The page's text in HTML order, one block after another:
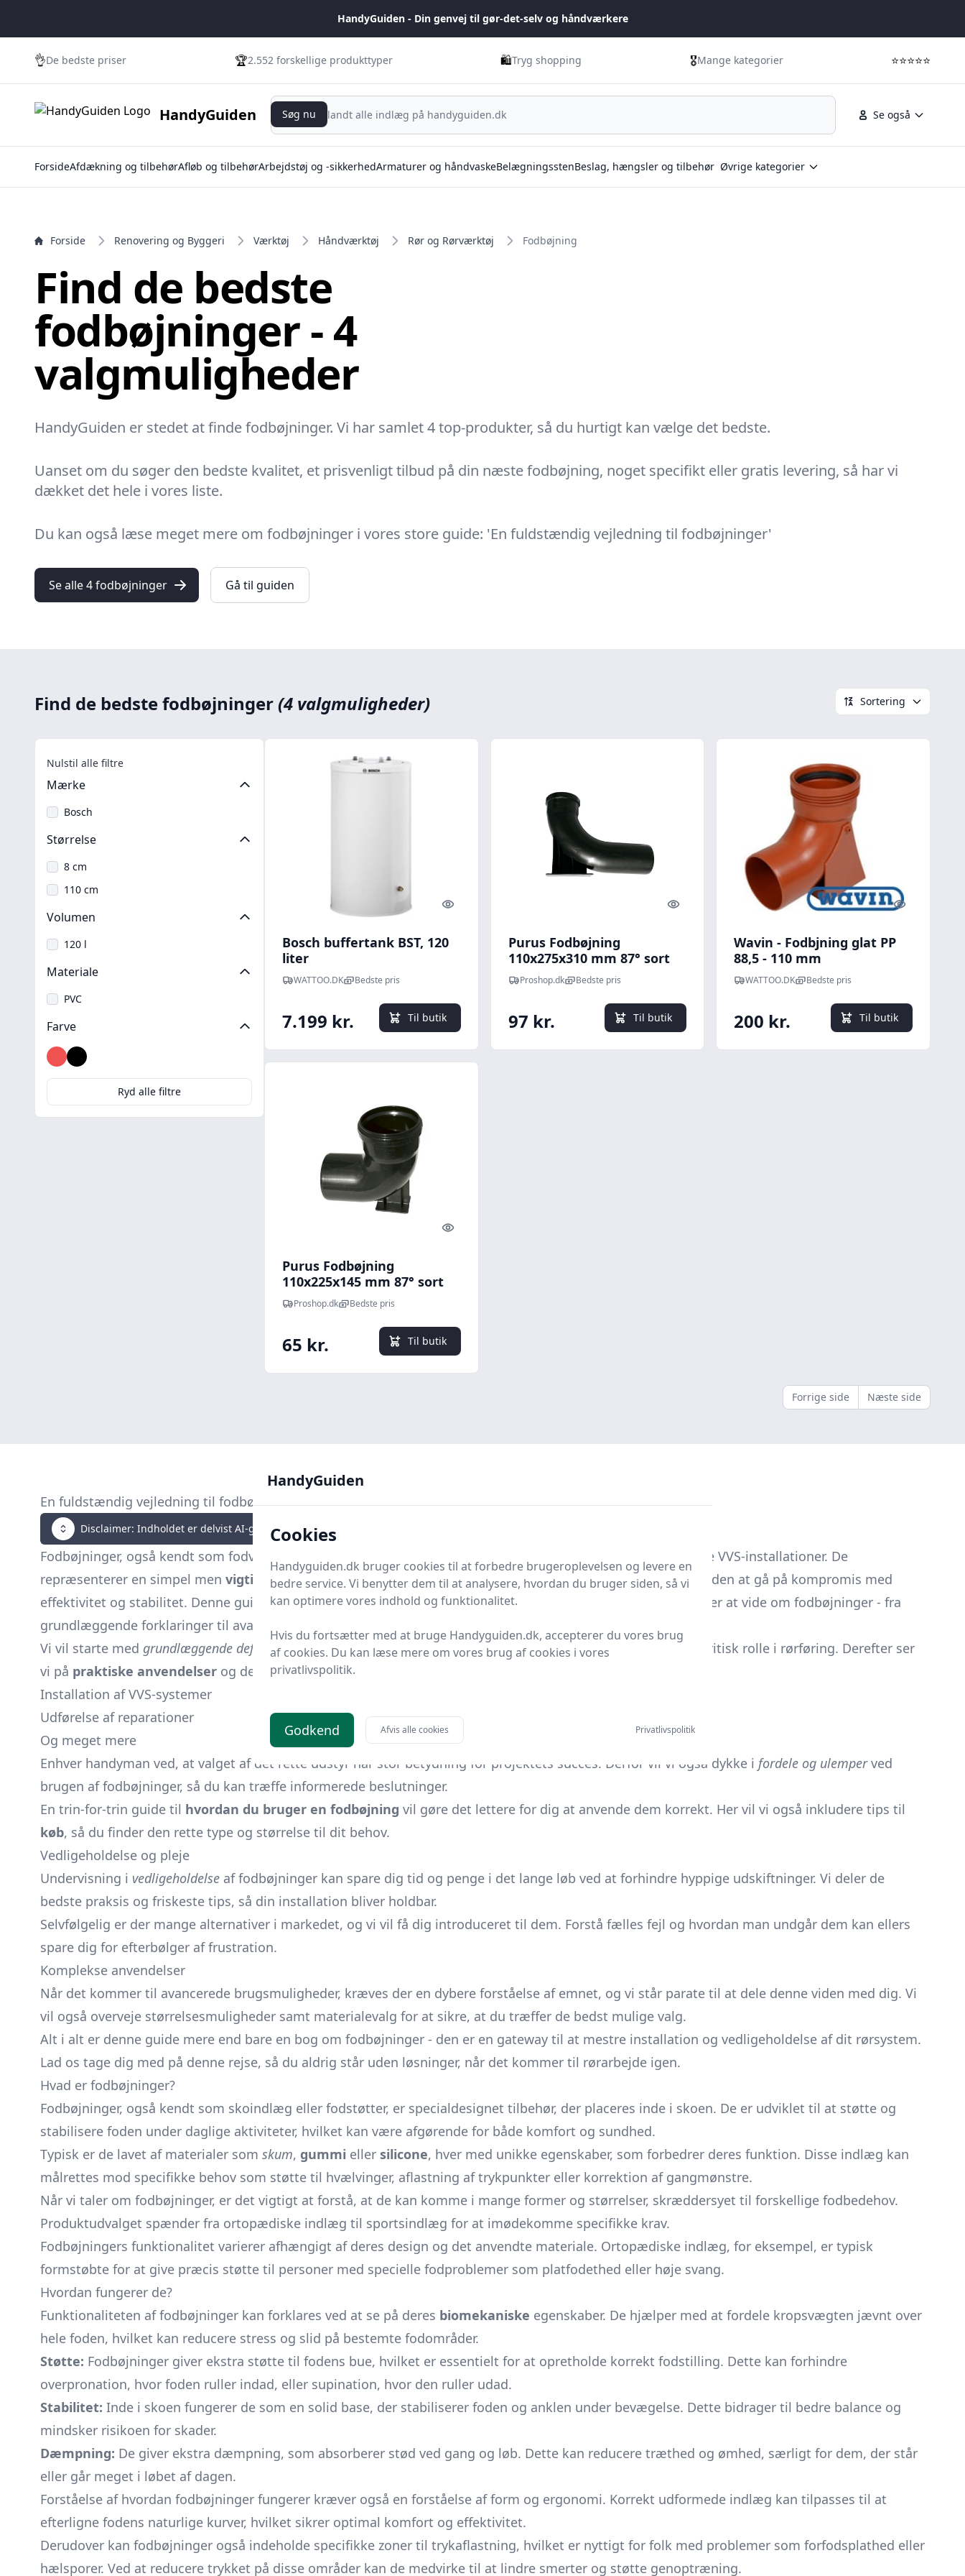
HandyGuiden - Din genvej til gør-det-selv og håndværkere
👌De bedste priser 🏆2.552 forskellige produkttyper 🛍️Tryg shopping 🎖️Mange kategorier ⭐⭐⭐⭐⭐
HandyGuiden Se også
Søg nu
Søg nu
ForsideAfdækning og tilbehørAfløb og tilbehørArbejdstøj og -sikkerhedArmaturer og håndvaskeBelægningsstenBeslag, hængsler og tilbehør Øvrige kategorier
Forside Renovering og Byggeri Værktøj Håndværktøj Rør og Rørværktøj Fodbøjning
Find de bedste
fodbøjninger - 4
valgmuligheder
HandyGuiden er stedet at finde fodbøjninger. Vi har samlet 4 top-produkter, så du hurtigt kan vælge det bedste.
Uanset om du søger den bedste kvalitet, et prisvenligt tilbud på din næste fodbøjning, noget specifikt eller gratis levering, så har vi
dækket det hele i vores liste.
Du kan også læse meget mere om fodbøjninger i vores store guide: 'En fuldstændig vejledning til fodbøjninger'
Se alle 4 fodbøjninger Gå til guiden
Find de bedste fodbøjninger(4 valgmuligheder) Sortering
Nulstil alle filtre
Mærke
Bosch
Størrelse
8 cm
110 cm
Volumen
120 l
Materiale
PVC
Farve
RødSort
Ryd alle filtre
Quick look
Bosch buffertank BST, 120
liter
WATTOO.DK Bedste pris
7.199 kr. Til butik
Quick look
Purus Fodbøjning
110x275x310 mm 87° sort
Proshop.dk Bedste pris
97 kr. Til butik
Quick look
Wavin - Fodbjning glat PP
88,5 - 110 mm
WATTOO.DK Bedste pris
200 kr. Til butik
Quick look
Purus Fodbøjning
110x225x145 mm 87° sort
Proshop.dk Bedste pris
65 kr. Til butik
Forrige side Næste side
En fuldstændig vejledning til fodbøjninger
Disclaimer: Indholdet er delvist AI-genereret. Klik her for flere detaljer
Fodbøjninger, også kendt som fodvinklinger eller fodledbøjninger, er uundgåelige når det kommer til moderne VVS-installationer. De
repræsenterer en simpel men vigtig
komponent i ethvert rørsystem, der kræver smidige retningsændringer uden at gå på kompromis med
effektivitet og stabilitet. Denne guide er designet til at være din uundværlige ressource for alt, hvad du behøver at vide om fodbøjninger - fra
grundlæggende forklaringer til avancerede anvendelser.
Vi vil starte med grundlæggende definitioner, hvor vi klargør, hvad en fodbøjning er, og hvordan den spiller en kritisk rolle i rørføring. Derefter ser
vi på praktiske anvendelser og de mange sammenhænge, hvor disse smarte vinkler er nyttige.
Installation af VVS-systemer
Udførelse af reparationer
Og meget mere
Enhver handyman ved, at valget af det rette udstyr har stor betydning for projektets succes. Derfor vil vi også dykke i fordele og ulemperved
brugen af fodbøjninger, så du kan træffe informerede beslutninger.
En trin-for-trin guide til hvordan du bruger en fodbøjning vil gøre det lettere for dig at anvende dem korrekt. Her vil vi også inkludere tips til
køb, så du finder den rette type og størrelse til dit behov.
Vedligeholdelse og pleje
Undervisning i vedligeholdelse af fodbøjninger kan spare dig tid og penge i det lange løb ved at forhindre hyppige udskiftninger. Vi deler de
bedste praksis og friskeste tips, så din installation bliver holdbar.
Selvfølgelig er der mange alternativer i markedet, og vi vil få dig introduceret til dem. Forstå fælles fejl og hvordan man undgår dem kan ellers
spare dig for efterbølger af frustration.
Komplekse anvendelser
Når det kommer til avancerede brugsmuligheder, kræves der en dybere forståelse af emnet, og vi står parate til at dele denne viden med dig. Vi
vil også overveje størrelsesmuligheder samt materialevalg for at sikre, at du træffer de bedst mulige valg.
Alt i alt er denne guide mere end bare en bog om fodbøjninger - den er en gateway til at mestre installation og vedligeholdelse af dit rørsystem.
Lad os tage dig med på denne rejse, så du aldrig står uden løsninger, når det kommer til rørarbejde igen.
Hvad er fodbøjninger?
Fodbøjninger, også kendt som skoindlæg eller fodstøtter, er specialdesignet tilbehør, der placeres inde i skoen. De er udviklet til at støtte og
stabilisere foden under daglige aktiviteter, hvilket kan være afgørende for både komfort og sundhed.
Typisk er de lavet af materialer som skum, gummi eller silicone, hver med unikke egenskaber, som forbedrer deres funktion. Disse indlæg kan
målrettes mod specifikke behov som støtte til hvælvinger, aflastning af trykpunkter eller korrektion af gangmønstre.
Når vi taler om fodbøjninger, er det vigtigt at forstå, at de kan komme i mange former og størrelser, skræddersyet til forskellige fodbedehov.
Produktudvalget spænder fra ortopædiske indlæg til sportsindlæg for at imødekomme specifikke krav.
Fodbøjningers funktionalitet varierer afhængigt af deres design og det anvendte materiale. Ortopædiske indlæg, for eksempel, er typisk
formstøbte for at give præcis støtte til personer med specielle fodproblemer som platfodethed eller høje svang.
Hvordan fungerer de?
Funktionaliteten af fodbøjninger kan forklares ved at se på deres biomekaniske egenskaber. De hjælper med at fordele kropsvægten jævnt over
hele foden, hvilket kan reducere stress og slid på bestemte fodområder.
Støtte: Fodbøjninger giver ekstra støtte til fodens bue, hvilket er essentielt for at opretholde korrekt fodstilling. Dette kan forhindre
overpronation, hvor foden ruller indad, eller supination, hvor den ruller udad.
Stabilitet: Inde i skoen fungerer de som en solid base, der stabiliserer foden og anklen under bevægelse. Dette bidrager til bedre balance og
mindsker risikoen for skader.
Dæmpning: De giver ekstra dæmpning, som absorberer stød ved gang og løb. Dette kan reducere træthed og ømhed, særligt for dem, der står
eller går meget i løbet af dagen.
Forståelse af hvordan fodbøjninger fungerer kræver også en forståelse af form og ergonomi. Korrekt udformede indlæg kan tilpasses til at
efterligne fodens naturlige kurver, hvilket sikrer optimal komfort og effektivitet.
Derudover kan fodbøjninger også indeholde specifikke zoner til trykaflastning, hvilket er nyttigt for folk med problemer som forfodsplathed eller
hælsporer. Ved at reducere trykket på disse områder kan de medvirke til at lindre smerter og støtte genoptræning.
HandyGuiden
Cookies
Handyguiden.dk bruger cookies til at forbedre brugeroplevelsen og levere en
bedre service. Vi benytter dem til at analysere, hvordan du bruger siden, så vi
kan optimere vores indhold og funktionalitet.
Hvis du fortsætter med at bruge Handyguiden.dk, accepterer du vores brug
af cookies. Du kan læse mere om vores brug af cookies i vores
privatlivspolitik.
Godkend Afvis alle cookies Privatlivspolitik